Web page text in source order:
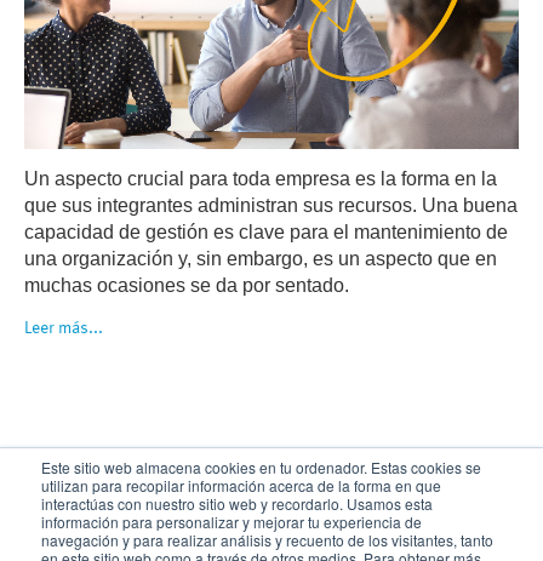
Este sitio web almacena cookies en tu ordenador. Estas cookies se
utilizan para recopilar información acerca de la forma en que
interactúas con nuestro sitio web y recordarlo. Usamos esta
información para personalizar y mejorar tu experiencia de
navegación y para realizar análisis y recuento de los visitantes, tanto
Un aspecto crucial para toda empresa es la forma en la
que sus integrantes administran sus recursos. Una buena
capacidad de gestión es clave para el mantenimiento de
una organización y, sin embargo, es un aspecto que en
muchas ocasiones se da por sentado.
Leer más...
Contactanos
Privacidad y Cookies
Solicitud de acceso a Datos Personales
Condiciones de uso
Administra tus cookies
Prensa Lista de países